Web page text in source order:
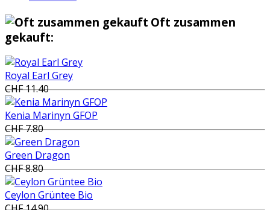
Oft zusammen
gekauft:
Royal Earl Grey
CHF 11.40
Kenia Marinyn GFOP
CHF 7.80
Green Dragon
CHF 8.80
Ceylon Grüntee Bio